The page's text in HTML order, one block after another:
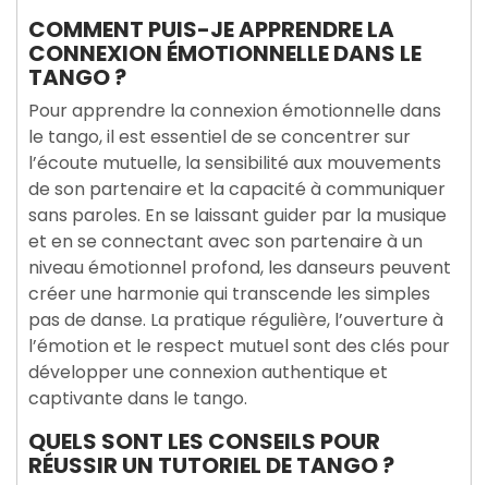
COMMENT PUIS-JE APPRENDRE LA
CONNEXION ÉMOTIONNELLE DANS LE
TANGO ?
Pour apprendre la connexion émotionnelle dans
le tango, il est essentiel de se concentrer sur
l’écoute mutuelle, la sensibilité aux mouvements
de son partenaire et la capacité à communiquer
sans paroles. En se laissant guider par la musique
et en se connectant avec son partenaire à un
niveau émotionnel profond, les danseurs peuvent
créer une harmonie qui transcende les simples
pas de danse. La pratique régulière, l’ouverture à
l’émotion et le respect mutuel sont des clés pour
développer une connexion authentique et
captivante dans le tango.
QUELS SONT LES CONSEILS POUR
RÉUSSIR UN TUTORIEL DE TANGO ?